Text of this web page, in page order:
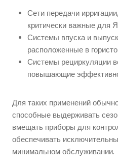
Сети передачи
критически важные для
Системы впуска и
расположенные в
Системы рециркуляции
повышающие
Для таких применений
способные выдерживать
вмещать приборы для
обеспечивать
минимальном обслуживании.